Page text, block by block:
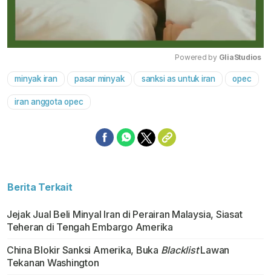
Mute
Powered by GliaStudios
minyak iran pasar minyak sanksi as untuk iran opec
iran anggota opec
Berita Terkait
Jejak Jual Beli Minyal Iran di Perairan Malaysia, Siasat
Teheran di Tengah Embargo Amerika
China Blokir Sanksi Amerika, Buka BlacklistLawan
Tekanan Washington